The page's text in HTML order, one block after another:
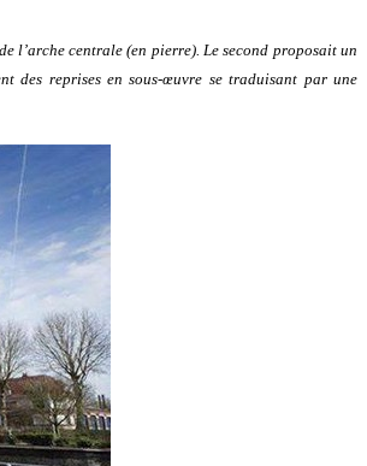
l’arche centrale (en pierre). Le second proposait un
des reprises en sous-œuvre se traduisant par une